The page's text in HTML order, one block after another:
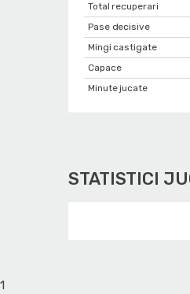
Total recuperari
Pase decisive
Mingi castigate
Capace
Minute jucate
STATISTICI
1